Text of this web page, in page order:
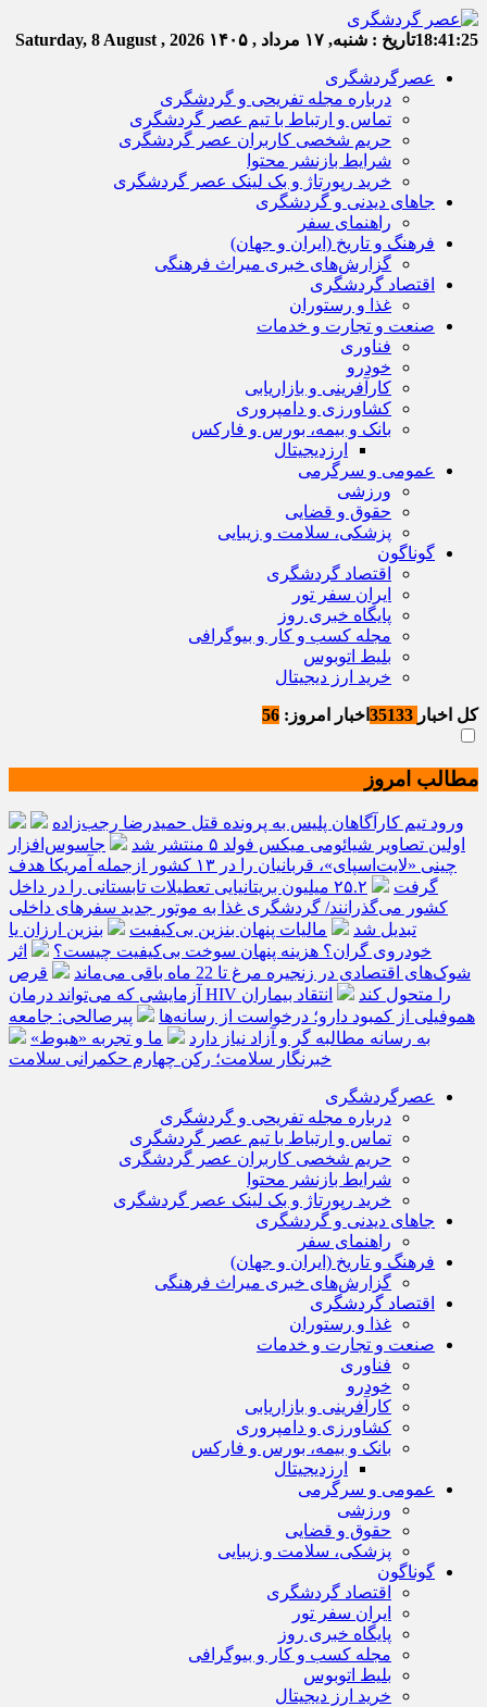
18:41:26تاریخ : شنبه, ۱۷ مرداد , ۱۴۰۵ Saturday, 8 August , 2026
عصرگردشگری
درباره مجله تفریحی و گردشگری
تماس و ارتباط با تیم عصر گردشگری
حریم شخصی کاربران عصر گردشگری
شرایط بازنشر محتوا
خرید رپورتاژ و بک لینک عصر گردشگری
جاهای دیدنی و گردشگری
راهنمای سفر
فرهنگ و تاریخ (ایران و جهان)
گزارش‌های خبری میراث فرهنگی
اقتصاد گردشگری
غذا و رستوران
صنعت و تجارت و خدمات
فناوری
خودرو
کارآفرینی و بازاریابی
کشاورزی و دامپروری
بانک و بیمه، بورس و فارکس
ارزدیجیتال
عمومی و سرگرمی
ورزشی
حقوق و قضایی
پزشکی، سلامت و زیبایی
گوناگون
اقتصاد گردشگری
ایران سفر تور
پایگاه خبری روز
مجله کسب و کار و بیوگرافی
بلیط اتوبوس
خرید ارز دیجیتال
کل اخبار اخبار امروز: 56
مطالب امروز
ورود تیم کارآگاهان پلیس به پرونده قتل حمیدرضا رجب‌زاده
اولین تصاویر شیائومی میکس فولد ۵ منتشر شد
جاسوس‌افزار
چینی «لایت‌اسپای»، قربانیان را در ۱۳ کشور ازجمله آمریکا هدف
گرفت
۲۵.۲ میلیون بریتانیایی تعطیلات تابستانی را در داخل
کشور می‌گذرانند/ گردشگری غذا به موتور جدید سفرهای داخلی
تبدیل شد
مالیات پنهان بنزین بی‌کیفیت
بنزین ارزان یا
خودروی گران؟ هزینه پنهان سوخت بی‌کیفیت چیست؟
اثر
شوک‌های اقتصادی در زنجیره مرغ تا 22 ماه باقی می‌ماند
قرص
آزمایشی که می‌تواند درمان HIV را متحول کند
انتقاد بیماران
هموفیلی از کمبود دارو؛ درخواست از رسانه‌ها
پیرصالحی: جامعه
به رسانه مطالبه گر و آزاد نیاز دارد
ما و تجربه «هبوط»
خبرنگار سلامت؛ رکن چهارم حکمرانی سلامت
عصرگردشگری
درباره مجله تفریحی و گردشگری
تماس و ارتباط با تیم عصر گردشگری
حریم شخصی کاربران عصر گردشگری
شرایط بازنشر محتوا
خرید رپورتاژ و بک لینک عصر گردشگری
جاهای دیدنی و گردشگری
راهنمای سفر
فرهنگ و تاریخ (ایران و جهان)
گزارش‌های خبری میراث فرهنگی
اقتصاد گردشگری
غذا و رستوران
صنعت و تجارت و خدمات
فناوری
خودرو
کارآفرینی و بازاریابی
کشاورزی و دامپروری
بانک و بیمه، بورس و فارکس
ارزدیجیتال
عمومی و سرگرمی
ورزشی
حقوق و قضایی
پزشکی، سلامت و زیبایی
گوناگون
اقتصاد گردشگری
ایران سفر تور
پایگاه خبری روز
مجله کسب و کار و بیوگرافی
بلیط اتوبوس
خرید ارز دیجیتال